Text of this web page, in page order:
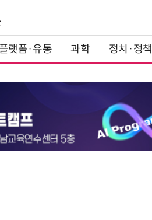
플랫폼·유통 과학 정치·정책